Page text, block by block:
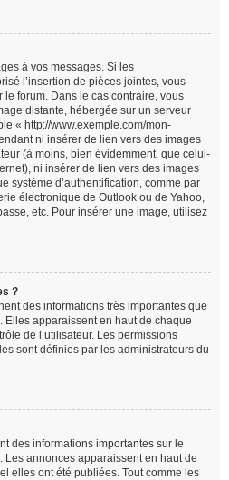
à vos messages. Si les
l’insertion de pièces jointes, vous
forum. Dans le cas contraire, vous
distante, hébergée sur un serveur
« http://www.exemple.com/mon-
ni insérer de lien vers des images
(à moins, bien évidemment, que celui-
ni insérer de lien vers des images
système d’authentification, comme par
électronique de Outlook ou de Yahoo,
etc. Pour insérer une image, utilisez
?
des informations très importantes que
apparaissent en haut de chaque
de l’utilisateur. Les permissions
sont définies par les administrateurs du
des informations importantes sur le
annonces apparaissent en haut de
elles ont été publiées. Tout comme les